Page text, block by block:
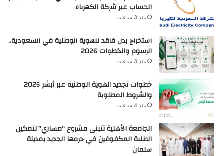
الحساب عبر شركة الكهرباء
منذ 3 ساعات
استخراج بدل فاقد للهوية الوطنية في السعودية..
الرسوم والخطوات 2026
منذ 3 ساعات
خطوات تجديد الهوية الوطنية عبر أبشر 2026
والشروط المطلوبة
منذ 4 ساعات
الجامعة الأهلية تتبنى مشروع “مساري” لتمكين
الطلبة المكفوفين في حرمها الجديد بمدينة
سلمان